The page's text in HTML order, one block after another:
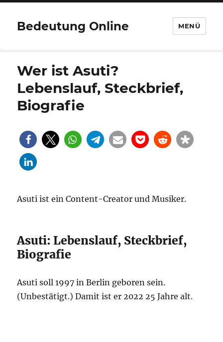
Bedeutung Online MENÜ
Wer ist Asuti?
Lebenslauf, Steckbrief,
Biografie
Asuti ist ein Content-Creator und Musiker.
Asuti: Lebenslauf, Steckbrief,
Biografie
Asuti soll 1997 in Berlin geboren sein.
(Unbestätigt.) Damit ist er 2022 25 Jahre alt.